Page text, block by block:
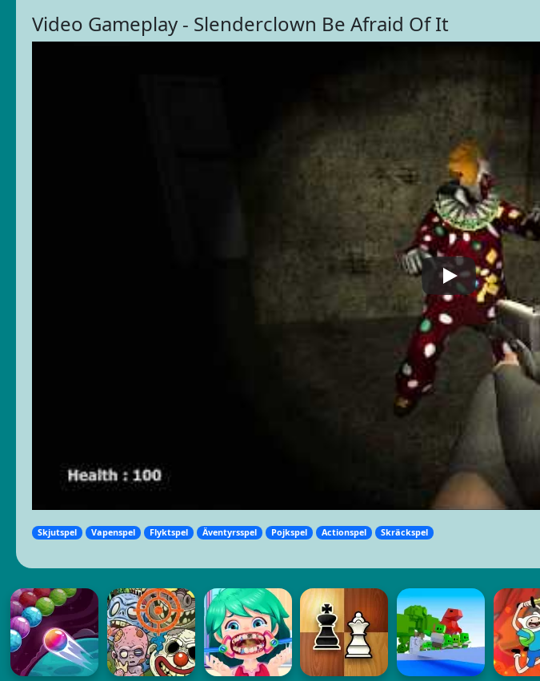
Video Gameplay - Slenderclown Be Afraid Of It
Skjutspel Vapenspel Flyktspel Äventyrsspel Pojkspel Actionspel Skräckspel